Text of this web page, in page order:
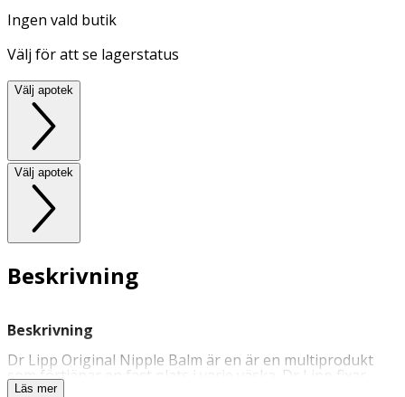
Ingen vald butik
Välj för att se lagerstatus
Välj apotek
Välj apotek
Beskrivning
Beskrivning
Dr Lipp Original Nipple Balm är en är en multiprodukt
som förtjänar en fast plats i varje väska. Dr Lipp fixar
torra och spruckna läppar på ett naturligt sätt men kan
Läs mer